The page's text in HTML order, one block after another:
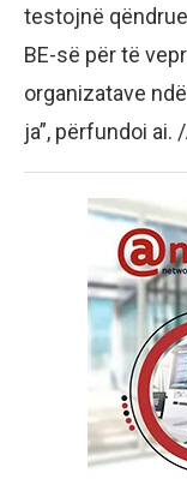
testojnë
BE-së për të
organizatave
ja”, përfundoi ai.